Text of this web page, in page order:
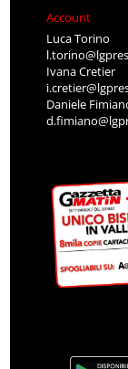
Account
Luca Torino
Ivana Cretier
Daniele